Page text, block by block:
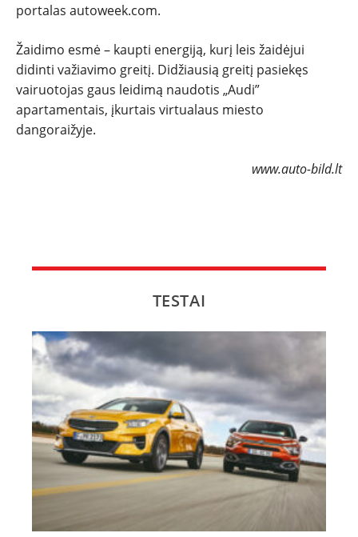
NAUJI
NAUDOTI
REPORTAŽAI
portalas autoweek.com.
Žaidimo esmė – kaupti energiją, kurį leis žaidėjui
didinti važiavimo greitį. Didžiausią greitį pasiekęs
vairuotojas gaus leidimą naudotis „Audi”
apartamentais, įkurtais virtualaus miesto
dangoraižyje.
www.auto-bild.lt
TESTAI